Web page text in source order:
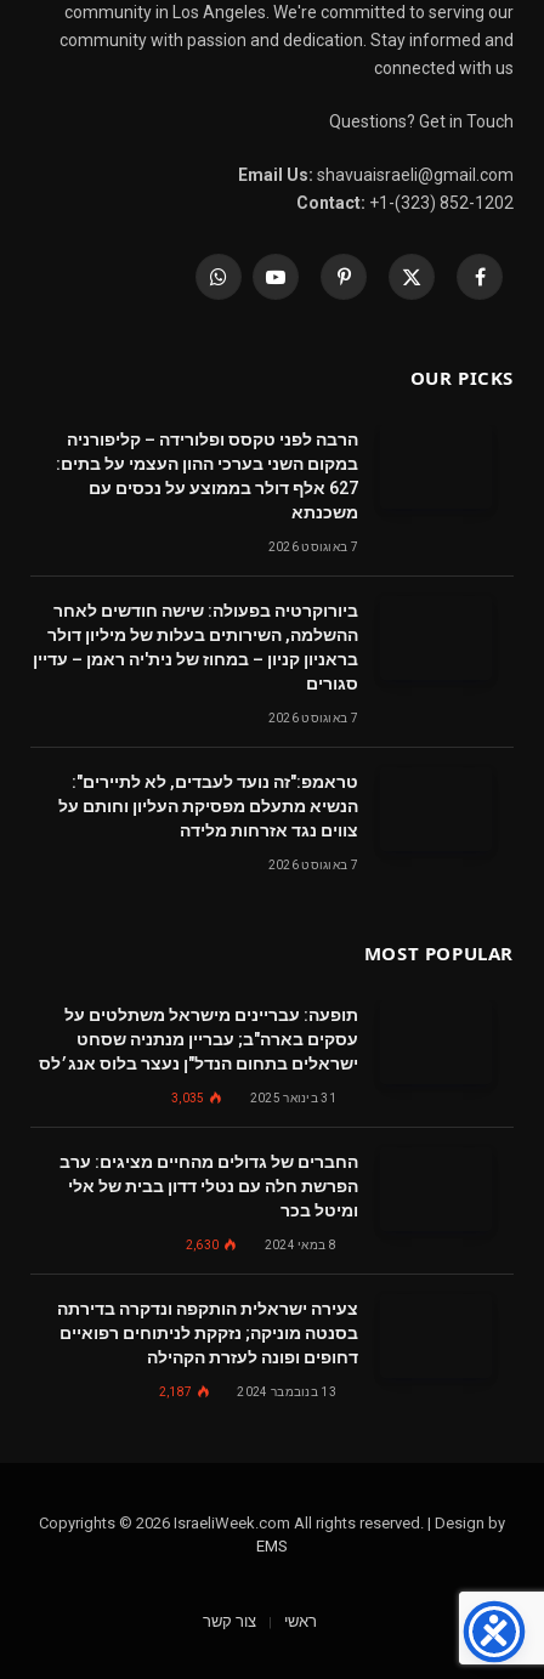
community in Los Angeles. We're committed to serving our
community with passion and dedication. Stay informed and
connected with us
Questions? Get in Touch
Email Us: shavuaisraeli@gmail.com
Contact: +1-(323) 852-1202
Facebook
X
Pinterest
YouTube
WhatsApp
OUR PICKS
הרבה לפני טקסס ופלורידה – קליפורניה
במקום השני בערכי ההון העצמי על בתים:
627 אלף דולר בממוצע על נכסים עם
משכנתא
7 באוגוסט 2026
ביורוקרטיה בפעולה: שישה חודשים לאחר
ההשלמה, השירותים בעלות של מיליון דולר
בראניון קניון – במחוז של נית'יה ראמן – עדיין
סגורים
7 באוגוסט 2026
טראמפ:"זה נועד לעבדים, לא לתיירים":
הנשיא מתעלם מפסיקת העליון וחותם על
צווים נגד אזרחות מלידה
7 באוגוסט 2026
MOST POPULAR
תופעה: עבריינים מישראל משתלטים על
עסקים בארה"ב; עבריין מנתניה שסחט
ישראלים בתחום הנדל"ן נעצר בלוס אנג׳לס
31 בינואר 2025 3,035
החברים של גדולים מהחיים מציגים: ערב
הפרשת חלה עם נטלי דדון בבית של אלי
ומיטל בכר
8 במאי 2024 2,630
צעירה ישראלית הותקפה ונדקרה בדירתה
בסנטה מוניקה; נזקקת לניתוחים רפואיים
דחופים ופונה לעזרת הקהילה
13 בנובמבר 2024 2,187
Copyrights © 2026 IsraeliWeek.com All rights reserved. | Design by
EMS
ראשי צור קשר